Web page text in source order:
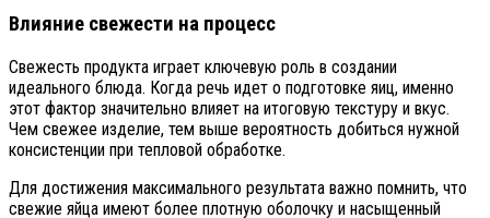
Влияние свежести на процесс
Свежесть продукта играет ключевую роль в создании
идеального блюда. Когда речь идет о подготовке яиц, именно
этот фактор значительно влияет на итоговую текстуру и вкус.
Чем свежее изделие, тем выше вероятность добиться нужной
консистенции при тепловой обработке.
Для достижения максимального результата важно помнить, что
свежие яйца имеют более плотную оболочку и насыщенный